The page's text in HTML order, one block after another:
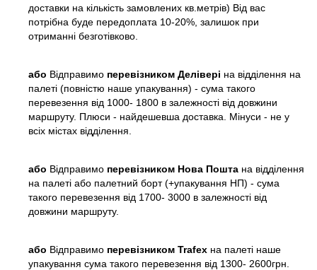
доставки на кількість замовлених кв.метрів) Від вас
потрібна буде передоплата 10-20%, залишок при
отриманні безготівково.
або Відправимо перевізником Делівері на відділення на
палеті (повністю наше упакування) - сума такого
перевезення від 1000- 1800 в залежності від довжини
маршруту. Плюси - найдешевша доставка. Мінуси - не у
всіх містах відділення.
або Відправимо перевізником Нова Пошта на відділення
на палеті або палетний борт (+упакування НП) - сума
такого перевезення від 1700- 3000 в залежності від
довжини маршруту.
або Відправимо перевізником Trafex на палеті наше
упакування сума такого перевезення від 1300- 2600грн.